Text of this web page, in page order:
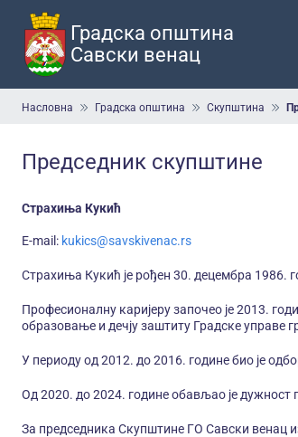
Прескочи
главни
садржаја
Градска општина
Савски венац
Мрвице
Насловна Градска општина Скупштина
Председник скупштине
Страхиња Кукић
E-mail: kukics@savskivenac.rs
Страхиња Кукић је рођен 30. децембра 1986.
Професионалну каријеру започео је 2013.
образовање и дечју заштиту Градске управе
У периоду од 2012. до 2016. године био је
Од 2020. до 2024. године обављао је
За председника Скупштине ГО Савски